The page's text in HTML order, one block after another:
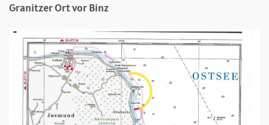
Granitzer Ort vor Binz